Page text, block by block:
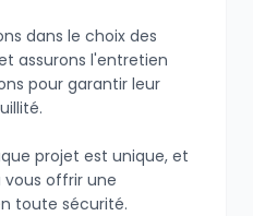
dans le choix des
assurons l'entretien
pour garantir leur
projet est unique, et
vous offrir une
toute sécurité.